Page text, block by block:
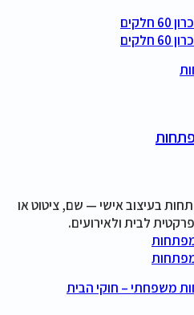
בעיצוב אישי — שם, ציטוט או
לבית ולאירועים.